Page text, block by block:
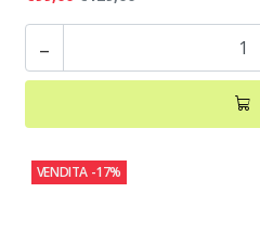
-
VENDITA -17%